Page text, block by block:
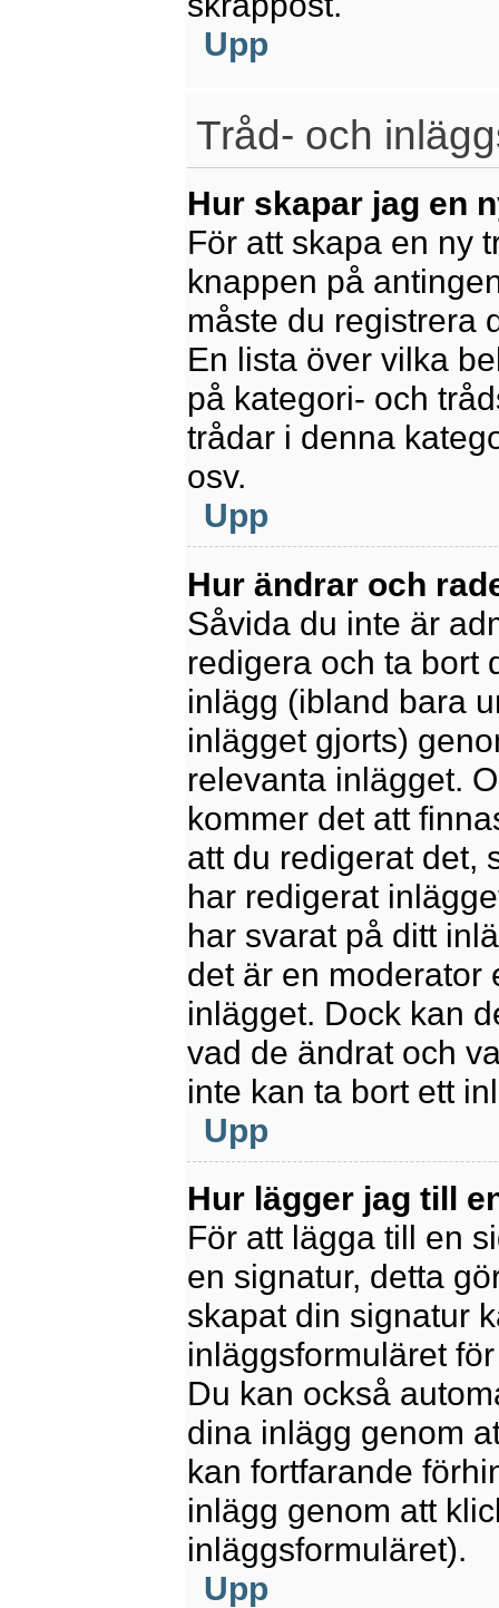
Upp
Tråd- och
Hur skapar jag en
För att skapa en ny
knappen på
måste du registrera
En lista över vilka
på kategori- och
trådar i denna
osv.
Upp
Hur ändrar och
Såvida du inte är
redigera och ta bort
inlägg (ibland bara
inlägget gjorts)
relevanta inlägget.
kommer det att
att du redigerat det,
har redigerat
har svarat på ditt
det är en moderator
inlägget. Dock kan
vad de ändrat och
inte kan ta bort ett
Upp
Hur lägger jag till
För att lägga till en
en signatur, detta
skapat din signatur
inläggsformuläret
Du kan också
dina inlägg genom
kan fortfarande
inlägg genom att
inläggsformuläret).
Upp